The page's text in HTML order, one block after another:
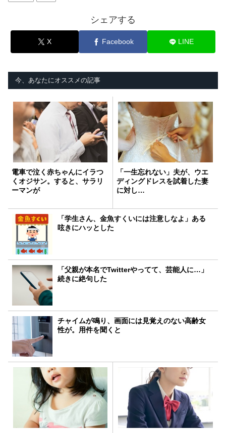
シェアする
X Facebook LINE
今、あなたにオススメの記事
電車で泣く赤ちゃんにイラつ
くオジサン。すると、サラリ
ーマンが
「一生忘れない」夫が、ウエ
ディングドレスを試着した妻
に対し…
「学生さん、金魚すくいには注意しなよ」ある
呟きにハッとした
「父親が本名でTwitterやってて、芸能人に…」
続きに絶句した
チャイムが鳴り、画面には見覚えのない高齢女
性が。用件を聞くと